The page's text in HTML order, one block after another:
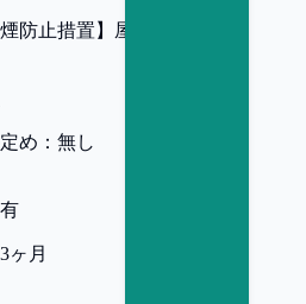
防止措置 】 屋内禁煙
め：無し
有
3ヶ月